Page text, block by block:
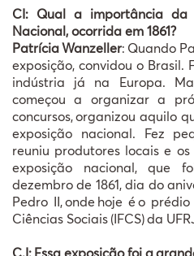
CI: Qual a importância da
Nacional, ocorrida em 1861?
PatríciaWanzeller: Quando
exposição, convidou o Brasil.
indústria já na Europa.
começou a organizar a pró
concursos,organizou aquilo
exposição nacional. Fez
reuniu produtores locais e
exposição nacional, que
dezembro de 1861, dia do
Pedro II,onde hoje éo prédio
Ciências Sociais(IFCS)da